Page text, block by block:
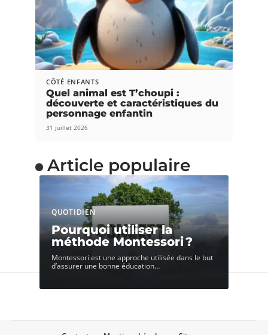
CÔTÉ ENFANTS
Quel animal est T’choupi :
découverte et caractéristiques du
personnage enfantin
31 juillet 2026
Article populaire
QUOTIDIEN
Pourquoi utiliser la
méthode Montessori ?
Montessori est une approche utilisée dans le but
d’assurer une bonne éducation…